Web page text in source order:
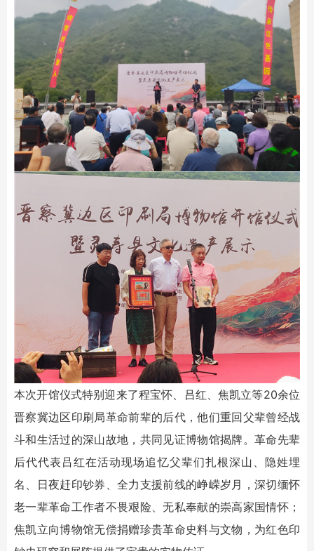
本次开馆仪式特别迎来了程宝怀、吕红、焦凯立等20余位
晋察冀边区印刷局革命前辈的后代，他们重回父辈曾经战
斗和生活过的深山故地，共同见证博物馆揭牌。革命先辈
后代代表吕红在活动现场追忆父辈们扎根深山、隐姓埋
名、日夜赶印钞券、全力支援前线的峥嵘岁月，深切缅怀
老一辈革命工作者不畏艰险、无私奉献的崇高家国情怀；
焦凯立向博物馆无偿捐赠珍贵革命史料与文物，为红色印